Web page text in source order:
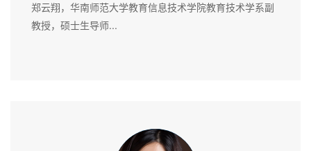
郑云翔，华南师范大学教育信息技术学院教育技术学系副
教授，硕士生导师...